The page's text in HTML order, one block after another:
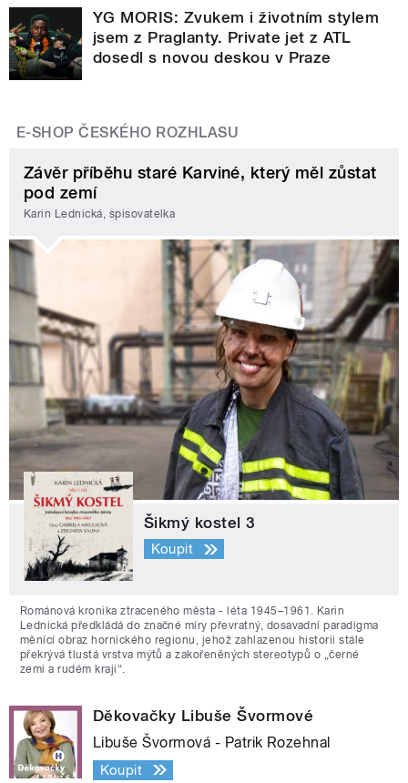
YG MORIS: Zvukem i životním stylem
jsem z Praglanty. Private jet z ATL
dosedl s novou deskou v Praze
E-SHOP ČESKÉHO ROZHLASU
Závěr příběhu staré Karviné, který měl zůstat
pod zemí
Karin Lednická, spisovatelka
Šikmý kostel 3
Koupit
Románová kronika ztraceného města - léta 1945–1961. Karin
Lednická předkládá do značné míry převratný, dosavadní paradigma
měnící obraz hornického regionu, jehož zahlazenou historii stále
překrývá tlustá vrstva mýtů a zakořeněných stereotypů o „černé
zemi a rudém kraji“.
Děkovačky Libuše Švormové
Libuše Švormová - Patrik Rozehnal
Koupit